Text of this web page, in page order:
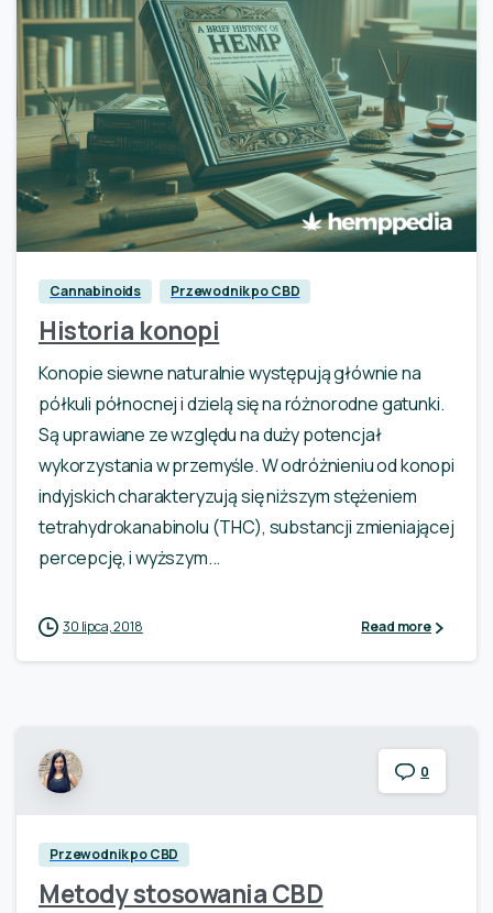
0
Cannabinoids Przewodnik po CBD
Historia konopi
Konopie siewne naturalnie występują głównie na
półkuli północnej i dzielą się na różnorodne gatunki.
Są uprawiane ze względu na duży potencjał
wykorzystania w przemyśle. W odróżnieniu od konopi
indyjskich charakteryzują się niższym stężeniem
tetrahydrokanabinolu (THC), substancji zmieniającej
percepcję, i wyższym...
30 lipca, 2018 Read more
0
Przewodnik po CBD
Metody stosowania CBD